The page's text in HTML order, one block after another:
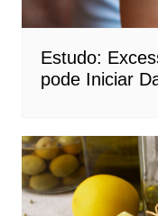
Estudo:
pode Iniciar